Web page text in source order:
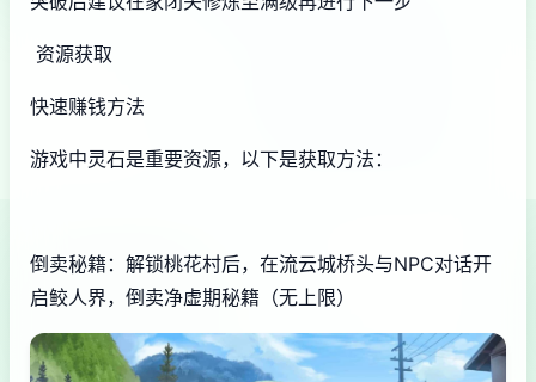
资源获取
快速赚钱方法
游戏中灵石是重要资源，以下是获取方法：
倒卖秘籍：解锁桃花村后，在流云城桥头与NPC对话开
启鲛人界，倒卖净虚期秘籍（无上限）